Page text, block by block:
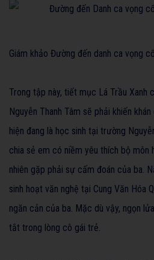
Giám khảo Đường đến danh ca vọng cổ
Trong tập này, tiết mục Lá Trầu Xanh
Nguyễn Thanh Tâm sẽ phải khiến khán
hiện đang là học sinh tại trường
chia sẻ em có niềm yêu thích bộ môn
nhiên gặp phải sự cấm đoán của ba.
sinh hoạt văn nghệ tại Cung Văn Hóa
ngăn cản của ba. Mặc dù vậy, ngọn
tắt trong lòng cô gái trẻ.